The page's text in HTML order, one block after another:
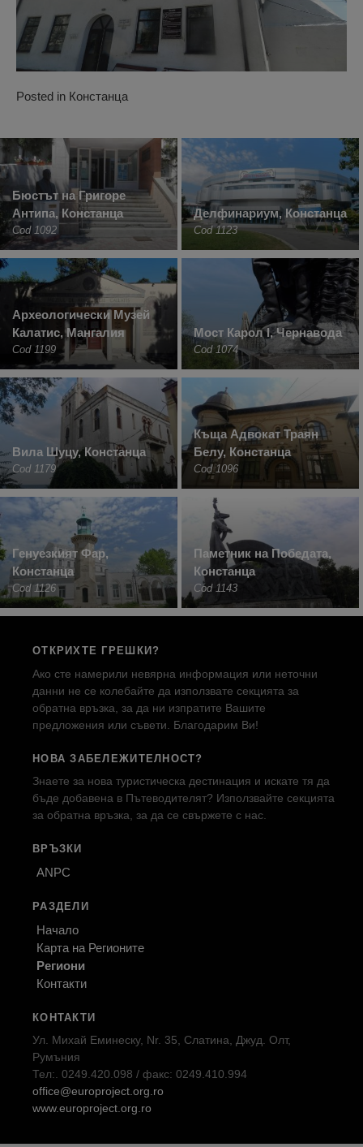
Posted in Констанца
Бюстът на Григоре
Антипа, Констанца
Cod 1092
Делфинариум, Констанца
Cod 1123
Археологически Музей
Калатис, Мангалия
Cod 1199
Мост Карол I, Чернавода
Cod 1074
Вила Шуцу, Констанца
Cod 1179
Къща Адвокат Траян
Белу, Констанца
Cod 1096
Генуезкият Фар,
Констанца
Cod 1126
Паметник на Победата,
Констанца
Cod 1143
ОТКРИХТЕ ГРЕШКИ?
Ако сте намерили невярна информация или неточни
данни не се колебайте да използвате секцията за
обратна връзка, за да ни изпратите Вашите
предложения или съвети. Благодарим Ви!
НОВА ЗАБЕЛЕЖИТЕЛНОСТ?
Знаете за нова туристическа дестинация и искате тя да
бъде добавена в Пътеводителят? Използвайте секцията
за обратна връзка, за да се свържете с нас.
ВРЪЗКИ
ANPC
РАЗДЕЛИ
Начало
Карта на Регионите
Региони
Контакти
КОНТАКТИ
Ул. Михай Еминеску, Nr. 35, Слатина, Джуд. Олт,
Румъния
Тел:. 0249.420.098 / факс: 0249.410.994
office@europroject.org.ro
www.europroject.org.ro